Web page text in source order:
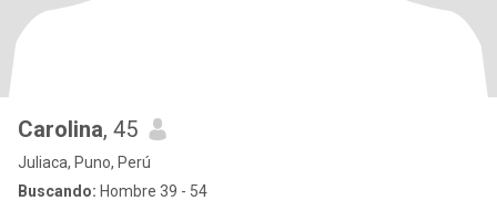
Carolina, 45
Juliaca, Puno, Perú
Buscando: Hombre 39 - 54